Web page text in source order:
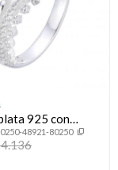
925 con
48921-80250
4.136